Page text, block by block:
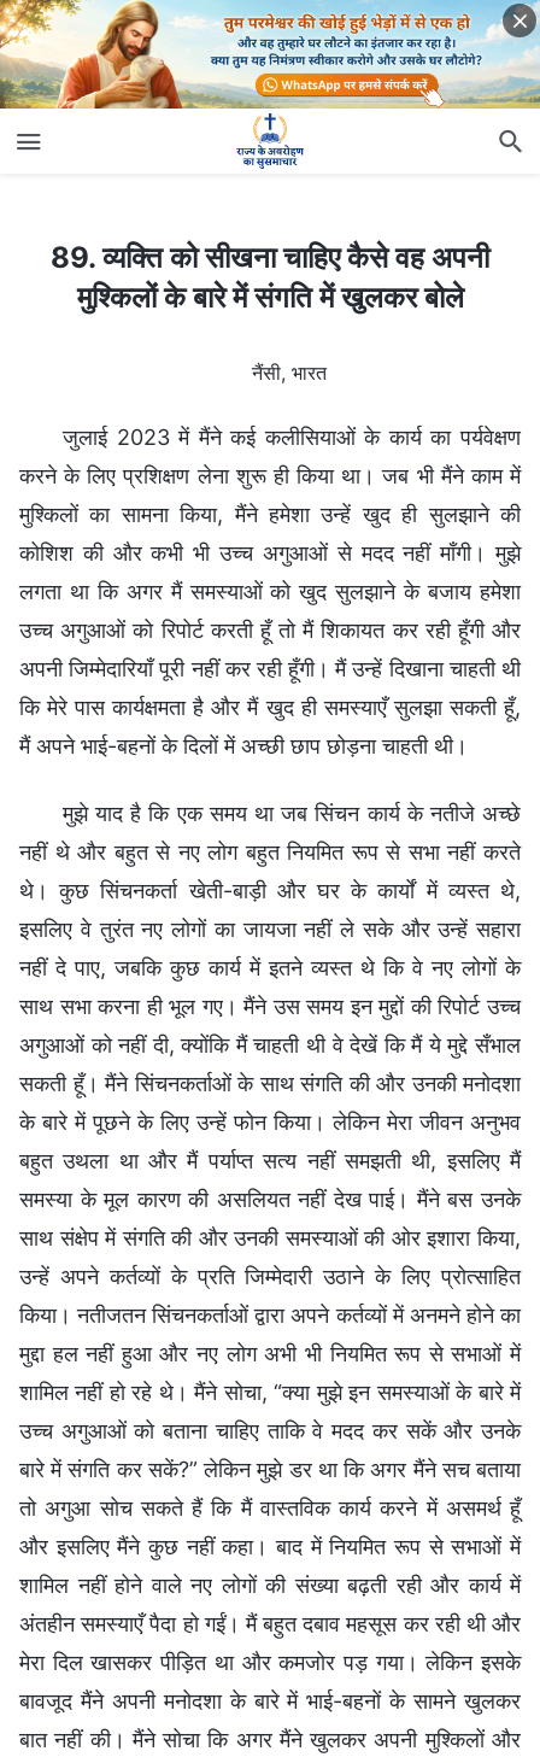
89. व्यक्ति को सीखना चाहिए कैसे वह अपनी
मुश्किलों के बारे में संगति में खुलकर बोले
नैंसी, भारत
जुलाई 2023 में मैंने कई कलीसियाओं के कार्य का पर्यवेक्षण
करने के लिए प्रशिक्षण लेना शुरू ही किया था। जब भी मैंने काम में
मुश्किलों का सामना किया, मैंने हमेशा उन्हें खुद ही सुलझाने की
कोशिश की और कभी भी उच्च अगुआओं से मदद नहीं माँगी। मुझे
लगता था कि अगर मैं समस्याओं को खुद सुलझाने के बजाय हमेशा
उच्च अगुआओं को रिपोर्ट करती हूँ तो मैं शिकायत कर रही हूँगी और
अपनी जिम्मेदारियाँ पूरी नहीं कर रही हूँगी। मैं उन्हें दिखाना चाहती थी
कि मेरे पास कार्यक्षमता है और मैं खुद ही समस्याएँ सुलझा सकती हूँ,
मैं अपने भाई-बहनों के दिलों में अच्छी छाप छोड़ना चाहती थी।
मुझे याद है कि एक समय था जब सिंचन कार्य के नतीजे अच्छे
नहीं थे और बहुत से नए लोग बहुत नियमित रूप से सभा नहीं करते
थे। कुछ सिंचनकर्ता खेती-बाड़ी और घर के कार्यों में व्यस्त थे,
इसलिए वे तुरंत नए लोगों का जायजा नहीं ले सके और उन्हें सहारा
नहीं दे पाए, जबकि कुछ कार्य में इतने व्यस्त थे कि वे नए लोगों के
साथ सभा करना ही भूल गए। मैंने उस समय इन मुद्दों की रिपोर्ट उच्च
अगुआओं को नहीं दी, क्योंकि मैं चाहती थी वे देखें कि मैं ये मुद्दे सँभाल
सकती हूँ। मैंने सिंचनकर्ताओं के साथ संगति की और उनकी मनोदशा
के बारे में पूछने के लिए उन्हें फोन किया। लेकिन मेरा जीवन अनुभव
बहुत उथला था और मैं पर्याप्त सत्य नहीं समझती थी, इसलिए मैं
समस्या के मूल कारण की असलियत नहीं देख पाई। मैंने बस उनके
साथ संक्षेप में संगति की और उनकी समस्याओं की ओर इशारा किया,
उन्हें अपने कर्तव्यों के प्रति जिम्मेदारी उठाने के लिए प्रोत्साहित
किया। नतीजतन सिंचनकर्ताओं द्वारा अपने कर्तव्यों में अनमने होने का
मुद्दा हल नहीं हुआ और नए लोग अभी भी नियमित रूप से सभाओं में
शामिल नहीं हो रहे थे। मैंने सोचा, “क्या मुझे इन समस्याओं के बारे में
उच्च अगुआओं को बताना चाहिए ताकि वे मदद कर सकें और उनके
बारे में संगति कर सकें?” लेकिन मुझे डर था कि अगर मैंने सच बताया
तो अगुआ सोच सकते हैं कि मैं वास्तविक कार्य करने में असमर्थ हूँ
और इसलिए मैंने कुछ नहीं कहा। बाद में नियमित रूप से सभाओं में
शामिल नहीं होने वाले नए लोगों की संख्या बढ़ती रही और कार्य में
अंतहीन समस्याएँ पैदा हो गईं। मैं बहुत दबाव महसूस कर रही थी और
मेरा दिल खासकर पीड़ित था और कमजोर पड़ गया। लेकिन इसके
बावजूद मैंने अपनी मनोदशा के बारे में भाई-बहनों के सामने खुलकर
बात नहीं की। मैंने सोचा कि अगर मैंने खुलकर अपनी मुश्किलों और